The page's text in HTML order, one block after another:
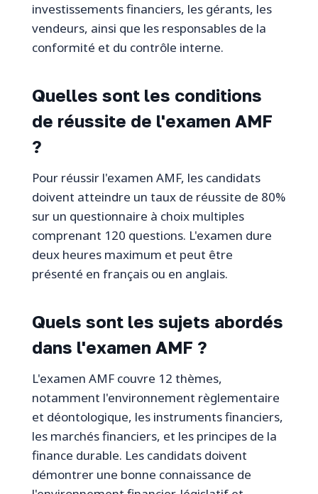
investissements financiers, les gérants, les
vendeurs, ainsi que les responsables de la
conformité et du contrôle interne.
Quelles sont les conditions
de réussite de l'examen AMF
?
Pour réussir l'examen AMF, les candidats
doivent atteindre un taux de réussite de 80%
sur un questionnaire à choix multiples
comprenant 120 questions. L'examen dure
deux heures maximum et peut être
présenté en français ou en anglais.
Quels sont les sujets abordés
dans l'examen AMF ?
L'examen AMF couvre 12 thèmes,
notamment l'environnement règlementaire
et déontologique, les instruments financiers,
les marchés financiers, et les principes de la
finance durable. Les candidats doivent
démontrer une bonne connaissance de